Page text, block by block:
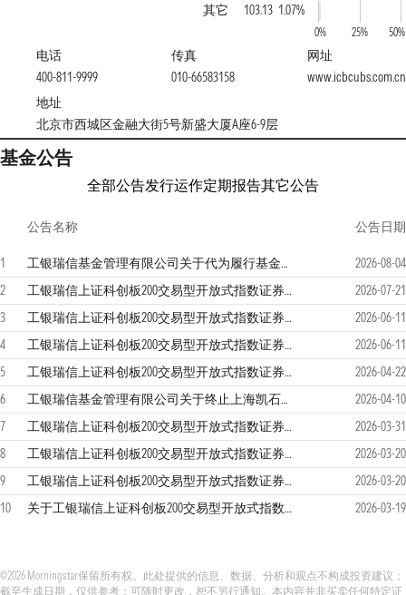
其它
103.13 1.07%
0% 25% 50%
电话
400-811-9999
传真
010-66583158
网址
www.icbcubs.com.cn
地址
北京市西城区金融大街5号新盛大厦A座6-9层
基金公告
全部公告发行运作定期报告其它公告
公告名称 公告日期
1 工银瑞信基金管理有限公司关于代为履行基金经理职责情况的公告
2026-08-04
2
工银瑞信上证科创板200交易型开放式指数证券投资基金2026年第2季度报告
2026-07-21
3
工银瑞信上证科创板200交易型开放式指数证券投资基金招募说明书更新
2026-06-11
4
工银瑞信上证科创板200交易型开放式指数证券投资基金基金产品资料概要更新
2026-06-11
5
工银瑞信上证科创板200交易型开放式指数证券投资基金2026年第1季度报告
2026-04-22
6
工银瑞信基金管理有限公司关于终止上海凯石财富基金销售有限公司办理本公司旗下基金相关销售业务及后续投资者服务措施的公告
2026-04-10
7
工银瑞信上证科创板200交易型开放式指数证券投资基金2025年年度报告
2026-03-31
8
工银瑞信上证科创板200交易型开放式指数证券投资基金更新的招募说明书（2026年第2号）
2026-03-20
9
工银瑞信上证科创板200交易型开放式指数证券投资基金基金产品资料概要更新
2026-03-20
10
关于工银瑞信上证科创板200交易型开放式指数证券投资基金变更基金经理的公告 2026-03-19
©2026 Morningstar保留所有权。此处提供的信息、数据、分析和观点不构成投资建议；
截至生成日期，仅供参考；可随时更改，恕不另行通知。本内容并非买卖任何特定证